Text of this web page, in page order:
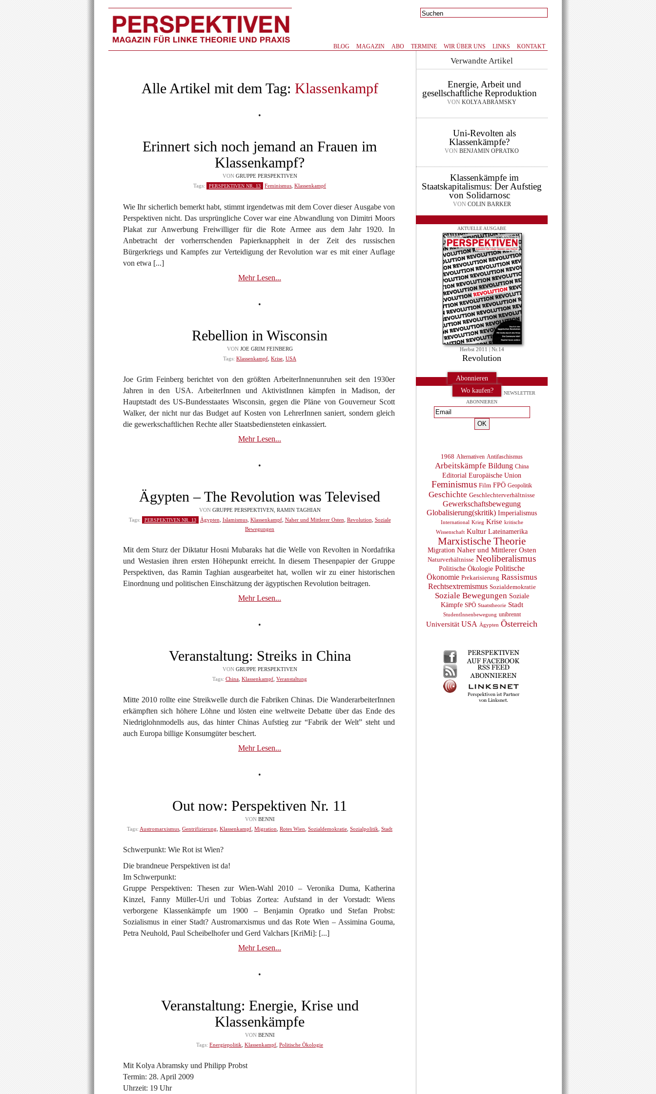
BLOG MAGAZIN ABO TERMINE WIR ÜBER UNS LINKS KONTAKT
Alle Artikel mit dem Tag: Klassenkampf
•
Erinnert sich noch jemand an Frauen im
Klassenkampf?
VON GRUPPE PERSPEKTIVEN
Tags:
PERSPEKTIVEN NR. 13 Feminismus Klassenkampf
Wie Ihr sicherlich bemerkt habt, stimmt irgendetwas mit dem Cover dieser Ausgabe von
Perspektiven nicht. Das ursprüngliche Cover war eine Abwandlung von Dimitri Moors
Plakat zur Anwerbung Freiwilliger für die Rote Armee aus dem Jahr 1920. In
Anbetracht der vorherrschenden Papierknappheit in der Zeit des russischen
Bürgerkriegs und Kampfes zur Verteidigung der Revolution war es mit einer Auflage
von etwa [...]
Mehr Lesen...
•
Rebellion in Wisconsin
VON JOE GRIM FEINBERG
Tags: Klassenkampf Krise USA
Joe Grim Feinberg berichtet von den größten ArbeiterInnenunruhen seit den 1930er
Jahren in den USA. ArbeiterInnen und AktivistInnen kämpfen in Madison, der
Hauptstadt des US-Bundesstaates Wisconsin, gegen die Pläne von Gouverneur Scott
Walker, der nicht nur das Budget auf Kosten von LehrerInnen saniert, sondern gleich
die gewerkschaftlichen Rechte aller Staatsbediensteten einkassiert.
Mehr Lesen...
•
Ägypten – The Revolution was Televised
VON GRUPPE PERSPEKTIVEN, RAMIN TAGHIAN
Tags:
PERSPEKTIVEN NR. 13 Ägypten Islamismus, Klassenkampf, Naher und Mittlerer Osten Revolution Soziale
Bewegungen
Mit dem Sturz der Diktatur Hosni Mubaraks hat die Welle von Revolten in Nordafrika
und Westasien ihren ersten Höhepunkt erreicht. In diesem Thesenpapier der Gruppe
Perspektiven, das Ramin Taghian ausgearbeitet hat, wollen wir zu einer historischen
Einordnung und politischen Einschätzung der ägyptischen Revolution beitragen.
Mehr Lesen...
•
Veranstaltung: Streiks in China
VON GRUPPE PERSPEKTIVEN
Tags: China Klassenkampf Veranstaltung
Mitte 2010 rollte eine Streikwelle durch die Fabriken Chinas. Die WanderarbeiterInnen
erkämpften sich höhere Löhne und lösten eine weltweite Debatte über das Ende des
Niedriglohnmodells aus, das hinter Chinas Aufstieg zur “Fabrik der Welt” steht und
auch Europa billige Konsumgüter beschert.
Mehr Lesen...
•
Out now: Perspektiven Nr. 11
VON BENNI
Tags: Austromarxismus Gentrifizierung Klassenkampf Migration Rotes Wien Sozialdemokratie Sozialpolitik Stadt
Schwerpunkt: Wie Rot ist Wien?
Die brandneue Perspektiven ist da!
Im Schwerpunkt:
Gruppe Perspektiven: Thesen zur Wien-Wahl 2010 – Veronika Duma, Katherina
Kinzel, Fanny Müller-Uri und Tobias Zortea: Aufstand in der Vorstadt: Wiens
verborgene Klassenkämpfe um 1900 – Benjamin Opratko und Stefan Probst:
Sozialismus in einer Stadt? Austromarxismus und das Rote Wien – Assimina Gouma,
Petra Neuhold, Paul Scheibelhofer und Gerd Valchars [KriMi]: [...]
Mehr Lesen...
•
Veranstaltung: Energie, Krise und
Klassenkämpfe
VON BENNI
Tags: Energiepolitik Klassenkampf Politische Ökologie
Mit Kolya Abramsky und Philipp Probst
Termin: 28. April 2009
Uhrzeit: 19 Uhr
Verwandte Artikel
Energie, Arbeit und
gesellschaftliche Reproduktion
VON KOLYA ABRAMSKY
Uni-Revolten als
Klassenkämpfe?
VON BENJAMIN OPRATKO
Klassenkämpfe im
Staatskapitalismus: Der Aufstieg
von Solidarnosc
VON COLIN BARKER
AKTUELLE AUSGABE
Herbst 2011 | Nr.14
Revolution
Abonnieren
Wo kaufen?
NEWSLETTER
ABONNIEREN
1968 Alternativen Antifaschismus
Arbeitskämpfe Bildung China
Editorial Europäische Union
Feminismus Film FPÖ Geopolitik
Geschichte Geschlechterverhältnisse
Gewerkschaftsbewegung
Globalisierung(skritik) Imperialismus
International Krieg Krise kritische
Wissenschaft Kultur Lateinamerika
Marxistische Theorie
Migration Naher und Mittlerer Osten
Naturverhältnisse Neoliberalismus
Politische Ökologie Politische
Ökonomie Prekarisierung Rassismus
Rechtsextremismus Sozialdemokratie
Soziale Bewegungen Soziale
Kämpfe SPÖ Staatstheorie Stadt
StudentInnenbewegung unibrennt
Universität USA Ägypten Österreich